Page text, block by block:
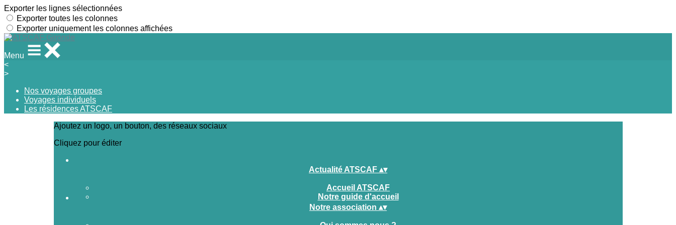
Exporter les lignes sélectionnées
Exporter toutes les colonnes
Exporter uniquement les colonnes affichées
Menu
<
>
Nos voyages groupes
Voyages individuels
Les résidences ATSCAF
Ajoutez un logo, un bouton, des réseaux sociaux
Cliquez pour éditer
Actualité ATSCAF ▴▾
Accueil ATSCAF
Notre guide d'accueil
Notre association ▴▾